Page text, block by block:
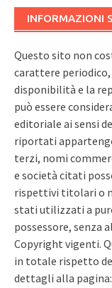
INFORMAZIONI
Questo sito non
carattere
disponibilità e la
può essere
editoriale ai sensi
riportati
terzi, nomi
e società citati
rispettivi titolari o
stati utilizzati a
possessore, senza
Copyright vigenti.
in totale rispetto
dettagli alla pagina: